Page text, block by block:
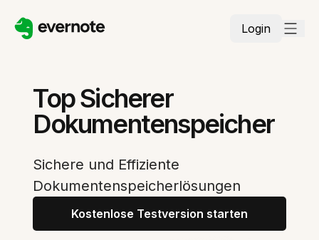
Login
Top Sicherer
Dokumentenspeicher
Sichere und Effiziente
Dokumentenspeicherlösungen
Kostenlose Testversion starten